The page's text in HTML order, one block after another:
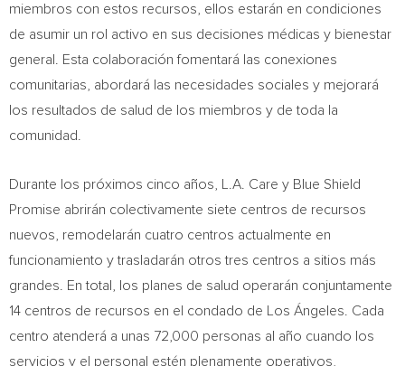
miembros con estos recursos, ellos estarán en condiciones
de asumir un rol activo en sus decisiones médicas y bienestar
general. Esta colaboración fomentará las conexiones
comunitarias, abordará las necesidades sociales y mejorará
los resultados de salud de los miembros y de toda la
comunidad.
Durante los próximos cinco años, L.A. Care y Blue Shield
Promise abrirán colectivamente siete centros de recursos
nuevos, remodelarán cuatro centros actualmente en
funcionamiento y trasladarán otros tres centros a sitios más
grandes. En total, los planes de salud operarán conjuntamente
14 centros de recursos en el condado de Los Ángeles. Cada
centro atenderá a unas 72,000 personas al año cuando los
servicios y el personal estén plenamente operativos,